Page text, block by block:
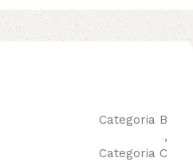
Categoria B
,
Categoria C